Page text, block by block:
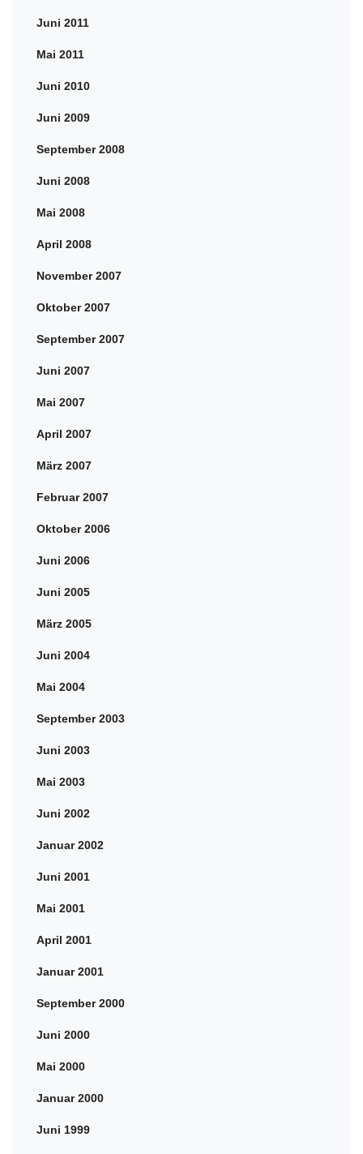
Juni 2011
Mai 2011
Juni 2010
Juni 2009
September 2008
Juni 2008
Mai 2008
April 2008
November 2007
Oktober 2007
September 2007
Juni 2007
Mai 2007
April 2007
März 2007
Februar 2007
Oktober 2006
Juni 2006
Juni 2005
März 2005
Juni 2004
Mai 2004
September 2003
Juni 2003
Mai 2003
Juni 2002
Januar 2002
Juni 2001
Mai 2001
April 2001
Januar 2001
September 2000
Juni 2000
Mai 2000
Januar 2000
Juni 1999